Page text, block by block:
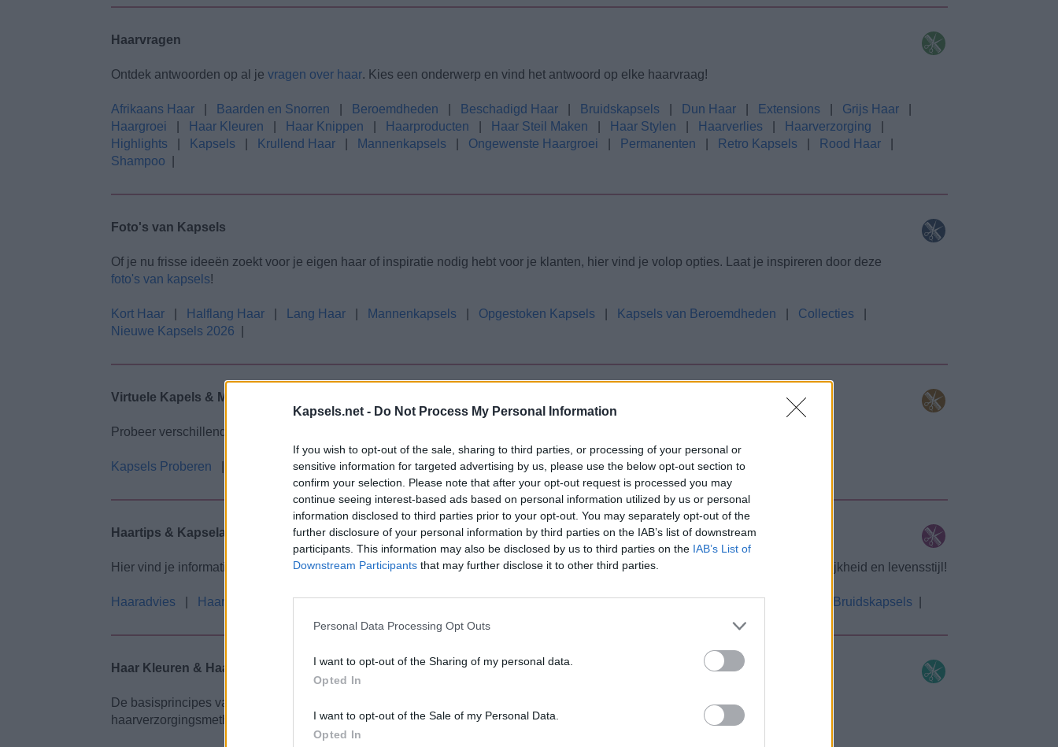
Kapsels.net - Do Not Process My Personal Information
If you wish to opt-out of the sale, sharing to third parties, or processing of your personal or
sensitive information for targeted advertising by us, please use the below opt-out section to
confirm your selection. Please note that after your opt-out request is processed you may
continue seeing interest-based ads based on personal information utilized by us or personal
information disclosed to third parties prior to your opt-out. You may separately opt-out of the
further disclosure of your personal information by third parties on the IAB’s list of downstream
participants. This information may also be disclosed by us to third parties on the IAB’s List of
Downstream Participants that may further disclose it to other third parties.
Personal Data Processing Opt Outs
I want to opt-out of the Sharing of my personal data.
Opted In
I want to opt-out of the Sale of my Personal Data.
Opted In
Haarvragen
Ontdek antwoorden op al je vragen over haar. Kies een onderwerp en vind het antwoord op elke haarvraag!
Afrikaans Haar| Baarden en Snorren Beroemdheden Beschadigd Haar| Bruidskapsels Dun Haar| Extensions Grijs Haar|
Haargroei
Haar Kleuren Haar Knippen Haarproducten Haar Steil Maken Haar Stylen Haarverlies Haarverzorging
Highlights
Kapsels Krullend Haar| Mannenkapsels Ongewenste Haargroei Permanenten Retro Kapsels Rood Haar|
Shampoo
Foto's van Kapsels
Of je nu frisse ideeën zoekt voor je eigen haar of inspiratie nodig hebt voor je klanten, hier vind je volop opties. Laat je inspireren door deze
foto's van kapsels!
Kort Haar| Halflang Haar| Lang Haar| Mannenkapsels Opgestoken Kapsels Kapsels van Beroemdheden Collecties
Nieuwe Kapsels 2026
Virtuele Kapels & Make-overs
Probeer verschillende kapsels uit met onze
Kapsels Proberen Metamorfoses|
Haartips & Kapseladvies
Hier vind je informatie om je te helpen het perfecte kapsel voor jou te vinden. Ontdek mooie looks die aansluiten bij jouw persoonlijkheid en levensstijl!
Haaradvies Haaradvies voor Oudere Dames|Kort Haar|Krullend Haar|Lang Haar|Mannenhaar|Retro Haar Bruidskapsels
Haar Kleuren & Haarverzorging
De basisprincipes van mooi en gezond haar, met onderwerpen die variëren van het kiezen van de juiste haarkleur tot de juiste
haarverzorgingsmethoden.